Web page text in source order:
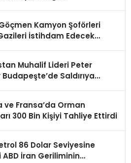
Kamyon Şoförleri
İstihdam Edecek
Muhalif Lideri Peter
Saldırıya
ve Fransa’da Orman
300 Bin Kişiyi Tahliye Ettirdi
86 Dolar Seviyesine
ABD İran Geriliminin